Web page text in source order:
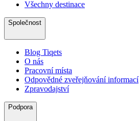
Všechny destinace
Společnost
Blog Tiqets
O nás
Pracovní místa
Odpovědné zveřejňování informací
Zpravodajství
Podpora